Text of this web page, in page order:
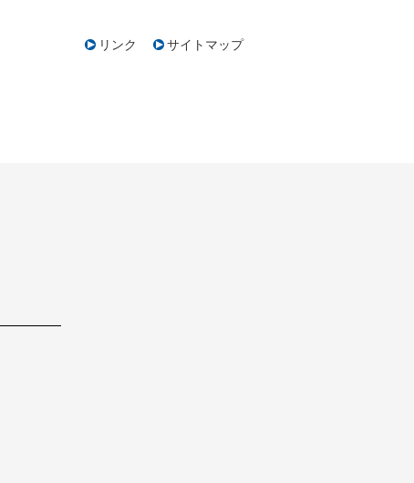
リンク サイトマップ